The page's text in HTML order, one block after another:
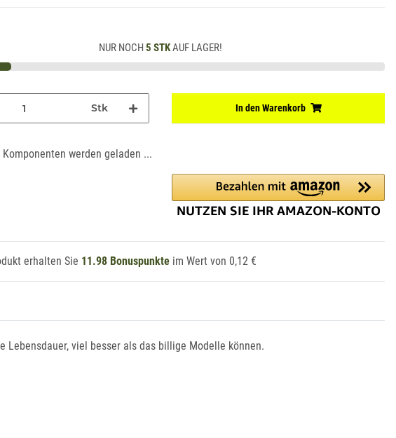
NUR NOCH 5 STKAUF LAGER!
Stk In den Warenkorb
Komponenten werden geladen ...
erhalten Sie 11.98 Bonuspunkte im Wert von 0,12 €
Lebensdauer, viel besser als das billige Modelle können.